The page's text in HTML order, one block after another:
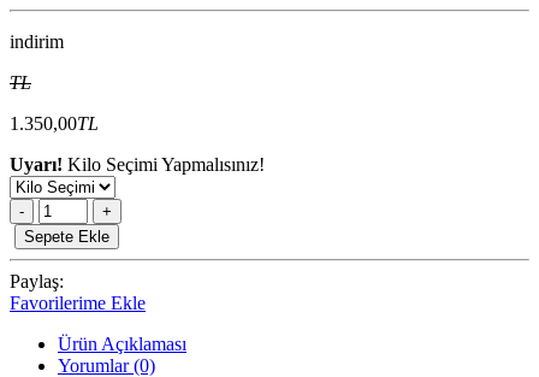
indirim
TL
1.350,00TL
Uyarı! Kilo Seçimi Yapmalısınız!
-
+
Sepete Ekle
Paylaş:
Favorilerime Ekle
Ürün Açıklaması
Yorumlar (0)